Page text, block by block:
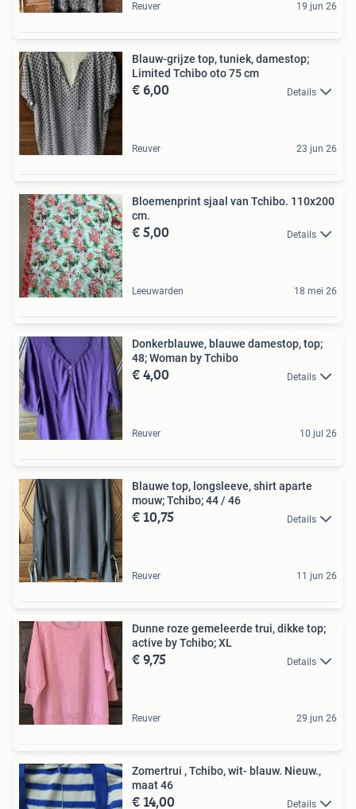
Reuver 19 jun 26
Blauw-grijze top, tuniek, damestop;
Limited Tchibo oto 75 cm
€ 6,00 Details
Reuver 23 jun 26
Bloemenprint sjaal van Tchibo. 110x200
cm.
€ 5,00 Details
Leeuwarden 18 mei 26
Donkerblauwe, blauwe damestop, top;
48; Woman by Tchibo
€ 4,00 Details
Reuver 10 jul 26
Blauwe top, longsleeve, shirt aparte
mouw; Tchibo; 44 / 46
€ 10,75 Details
Reuver 11 jun 26
Dunne roze gemeleerde trui, dikke top;
active by Tchibo; XL
€ 9,75 Details
Reuver 29 jun 26
Zomertrui , Tchibo, wit- blauw. Nieuw.,
maat 46
€ 14,00 Details